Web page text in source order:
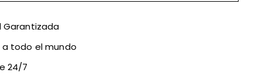
Garantizada
a todo el mundo
24/7